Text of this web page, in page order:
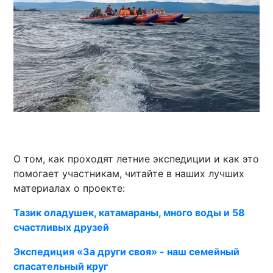
О том, как проходят летние экспедиции и как это
помогает участникам, читайте в наших лучших
материалах о проекте:
Тазик оладушек, катамараны, много воды и 58
счастливых друзей
Экспедиция «За други своя» - наш семейный
спасательный круг